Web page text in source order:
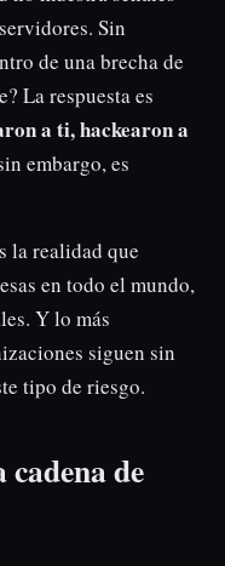
Sin
de una brecha de
La respuesta es
a ti, hackearon a
embargo, es
la realidad que
en todo el mundo,
Y lo más
siguen sin
tipo de riesgo.
cadena de